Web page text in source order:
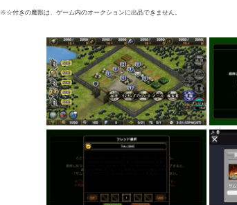
※☆付きの魔獣は、ゲーム内のオークションに出品できません。